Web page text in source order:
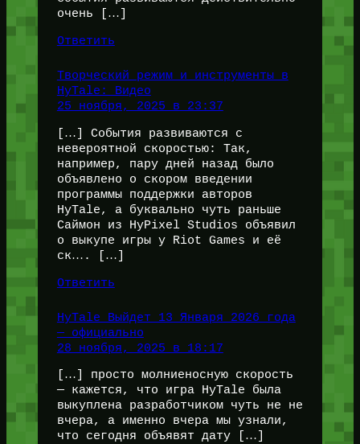
очень […]
Ответить
Творческий режим и инструменты в
HyTale: Видео
25 ноября, 2025 в 23:37
[…] События развиваются с
невероятной скоростью: Так,
например, пару дней назад было
объявлено о скором введении
программы поддержки авторов
HyTale, а буквально чуть раньше
Саймон из HyPixel Studios объявил
о выкупе игры у Riot Games и её
ск…. […]
Ответить
HyTale Выйдет 13 Января 2026 года
— официально
28 ноября, 2025 в 18:17
[…] просто молниеносную скорость
— кажется, что игра HyTale была
выкуплена разработчиком чуть не не
вчера, а именно вчера мы узнали,
что сегодня объявят дату […]